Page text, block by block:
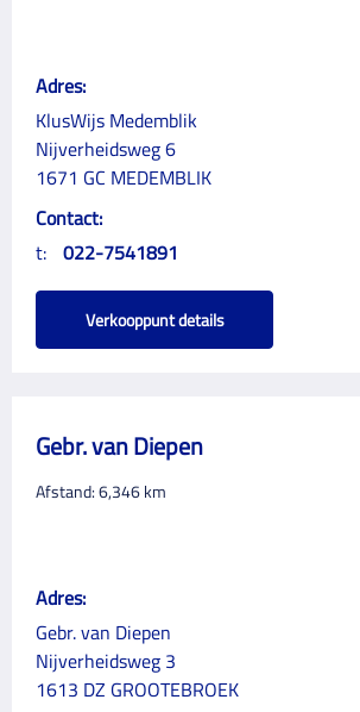
Adres:
KlusWijs Medemblik
Nijverheidsweg 6
1671 GC MEDEMBLIK
Contact:
t: 022-7541891
Verkooppunt details
Gebr. van Diepen
Afstand:6,346km
Adres:
Gebr. van Diepen
Nijverheidsweg 3
1613 DZ GROOTEBROEK